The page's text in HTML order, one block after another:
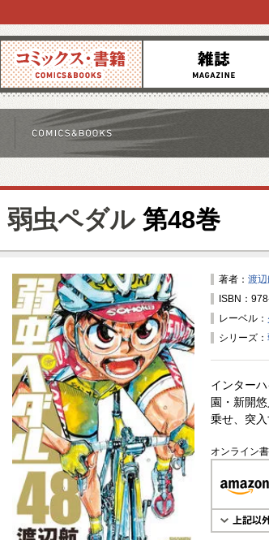
コミックス 雑誌
弱虫ペダル第48巻
著者： 渡
ISBN：
レーベル：
シリーズ：
インター
園・新開
乗せ、突
オンライン